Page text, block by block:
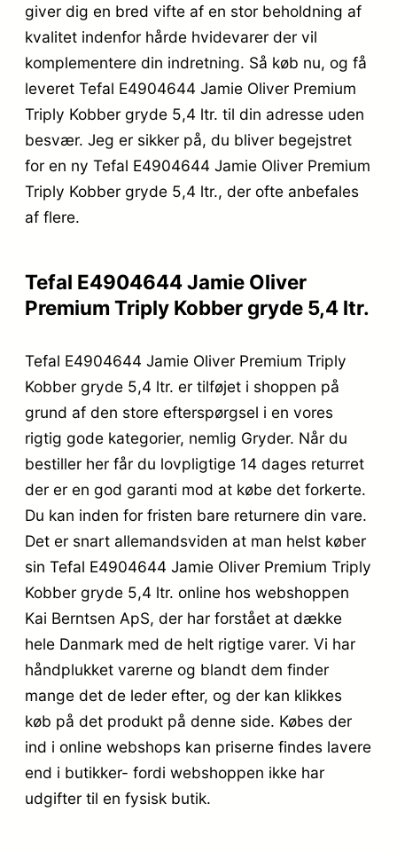
giver dig en bred vifte af en stor beholdning af
kvalitet indenfor hårde hvidevarer der vil
komplementere din indretning. Så køb nu, og få
leveret Tefal E4904644 Jamie Oliver Premium
Triply Kobber gryde 5,4 ltr. til din adresse uden
besvær. Jeg er sikker på, du bliver begejstret
for en ny Tefal E4904644 Jamie Oliver Premium
Triply Kobber gryde 5,4 ltr., der ofte anbefales
af flere.
Tefal E4904644 Jamie Oliver
Premium Triply Kobber gryde 5,4 ltr.
Tefal E4904644 Jamie Oliver Premium Triply
Kobber gryde 5,4 ltr. er tilføjet i shoppen på
grund af den store efterspørgsel i en vores
rigtig gode kategorier, nemlig Gryder. Når du
bestiller her får du lovpligtige 14 dages returret
der er en god garanti mod at købe det forkerte.
Du kan inden for fristen bare returnere din vare.
Det er snart allemandsviden at man helst køber
sin Tefal E4904644 Jamie Oliver Premium Triply
Kobber gryde 5,4 ltr. online hos webshoppen
Kai Berntsen ApS, der har forstået at dække
hele Danmark med de helt rigtige varer. Vi har
håndplukket varerne og blandt dem finder
mange det de leder efter, og der kan klikkes
køb på det produkt på denne side. Købes der
ind i online webshops kan priserne findes lavere
end i butikker- fordi webshoppen ikke har
udgifter til en fysisk butik.